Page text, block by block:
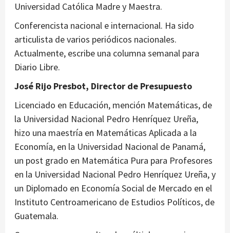
Universidad Católica Madre y Maestra.
Conferencista nacional e internacional. Ha sido
articulista de varios periódicos nacionales.
Actualmente, escribe una columna semanal para
Diario Libre.
José Rijo Presbot, Director de Presupuesto
Licenciado en Educación, mención Matemáticas, de
la Universidad Nacional Pedro Henríquez Ureña,
hizo una maestría en Matemáticas Aplicada a la
Economía, en la Universidad Nacional de Panamá,
un post grado en Matemática Pura para Profesores
en la Universidad Nacional Pedro Henríquez Ureña, y
un Diplomado en Economía Social de Mercado en el
Instituto Centroamericano de Estudios Políticos, de
Guatemala.